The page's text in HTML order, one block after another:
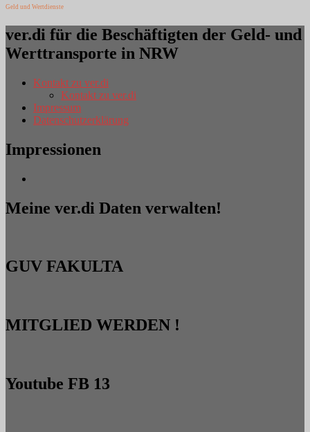
Geld und Wertdienste
ver.di für die Beschäftigten der Geld- und
Werttransporte in NRW
Kontakt zu ver.di
Kontakt zu ver.di
Impressum
Datenschutzerklärung
Impressionen
Meine ver.di Daten verwalten!
GUV FAKULTA
MITGLIED WERDEN !
Youtube FB 13